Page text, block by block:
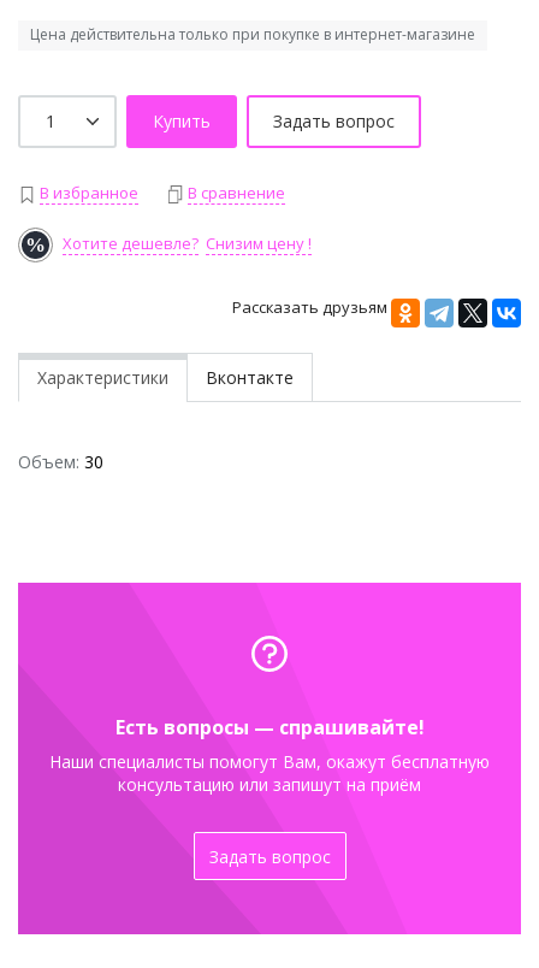
Цена действительна только при покупке в интернет-магазине
Купить Задать вопрос
В избранное В сравнение
Хотите дешевле? Снизим цену !
Рассказать друзьям
Характеристики Вконтакте
Объем: 30
Есть вопросы — спрашивайте!
Наши специалисты помогут Вам, окажут бесплатную
консультацию или запишут на приём
Задать вопрос